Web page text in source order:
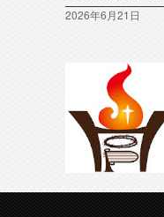
2026年6月21日